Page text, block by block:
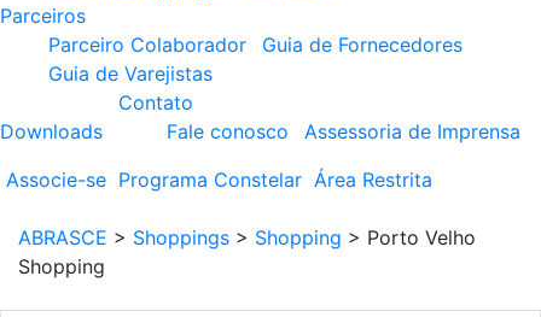
Parceiros
Parceiro Colaborador
Guia de Fornecedores
Guia de Varejistas
Downloads
Contato
Fale conosco
Assessoria de Imprensa
Associe-se Programa Constelar Área Restrita
ABRASCE > Shoppings > Shopping > Porto Velho
Shopping